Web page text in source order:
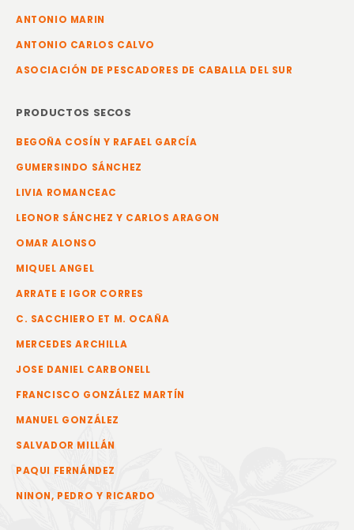
ANTONIO MARIN
ANTONIO CARLOS CALVO
ASOCIACIÓN DE PESCADORES DE CABALLA DEL SUR
PRODUCTOS SECOS
BEGOÑA COSÍN Y RAFAEL GARCÍA
GUMERSINDO SÁNCHEZ
LIVIA ROMANCEAC
LEONOR SÁNCHEZ Y CARLOS ARAGON
OMAR ALONSO
MIQUEL ANGEL
ARRATE E IGOR CORRES
C. SACCHIERO ET M. OCAÑA
MERCEDES ARCHILLA
JOSE DANIEL CARBONELL
FRANCISCO GONZÁLEZ MARTÍN
MANUEL GONZÁLEZ
SALVADOR MILLÁN
PAQUI FERNÁNDEZ
NINON, PEDRO Y RICARDO